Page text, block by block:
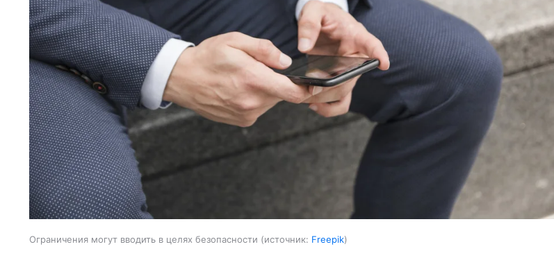
Ограничения могут вводить в целях безопасности источник: Freepik